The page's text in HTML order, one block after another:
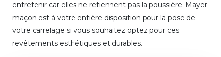
entretenir car elles ne retiennent pas la poussière. Mayer
maçon est à votre entière disposition pour la pose de
votre carrelage si vous souhaitez optez pour ces
revêtements esthétiques et durables.